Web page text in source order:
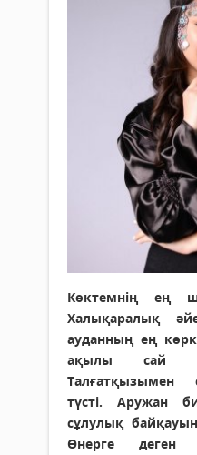
Көктемнің ең
Халықаралық
ауданның ең
ақылы сай
Талғатқызымен
түсті. Аружан
сұлулық
Өнерге деген